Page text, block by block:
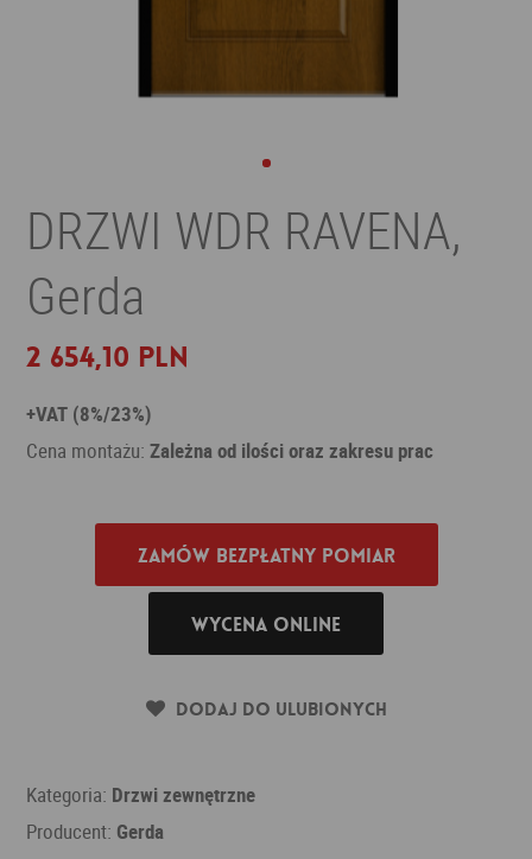
DRZWI WDR RAVENA,
Gerda
2 654,10 PLN
+VAT (8%/23%)
Cena montażu:Zależna od ilości oraz zakresu prac
Zamów bezpłatny pomiar
Wycena online
Dodaj do ulubionych
Kategoria: Drzwi zewnętrzne
Producent: Gerda